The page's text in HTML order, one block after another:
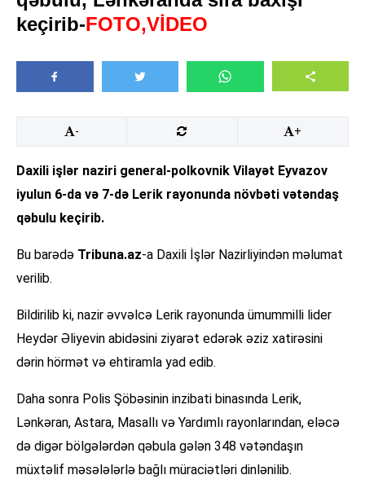
keçirib-FOTO,VİDEO
- +
Daxili işlər naziri general-polkovnik Vilayət Eyvazov
iyulun 6-da və 7-də Lerik rayonunda növbəti vətəndaş
qəbulu keçirib.
Bu barədə Tribuna.az-a Daxili İşlər Nazirliyindən məlumat
verilib.
Bildirilib ki, nazir əvvəlcə Lerik rayonunda ümummilli lider
Heydər Əliyevin abidəsini ziyarət edərək əziz xatirəsini
dərin hörmət və ehtiramla yad edib.
Daha sonra Polis Şöbəsinin inzibati binasında Lerik,
Lənkəran, Astara, Masallı və Yardımlı rayonlarından, eləcə
də digər bölgələrdən qəbula gələn 348 vətəndaşın
müxtəlif məsələlərlə bağlı müraciətləri dinlənilib.